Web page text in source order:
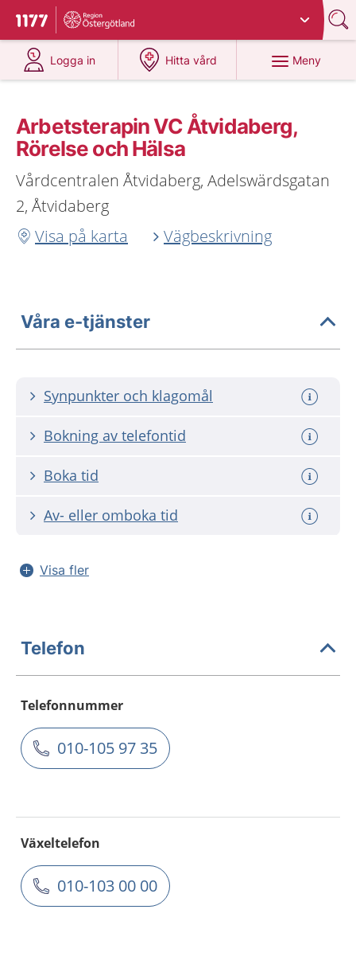
Till startsidan för 1177
Du har valt region
Logga in
på 1177.se
Hitta vård
på 1177.se
Meny
Arbetsterapin VC Åtvidaberg,
Rörelse och Hälsa
Vårdcentralen Åtvidaberg, Adelswärdsgatan
2, Åtvidaberg
Visa på karta
Vägbeskrivning
Våra e-tjänster
Synpunkter och klagomål
Bokning av telefontid
Boka tid
Av- eller omboka tid
Visa fler
Telefon
Telefonnummer
010-105 97 35
Växeltelefon
010-103 00 00